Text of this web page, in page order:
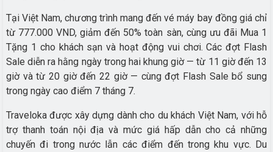
Tại Việt Nam, chương trình mang đến vé máy bay đồng giá chỉ
từ 777.000 VND, giảm đến 50% toàn sàn, cùng ưu đãi Mua 1
Tặng 1 cho khách sạn và hoạt động vui chơi. Các đợt Flash
Sale diễn ra hằng ngày trong hai khung giờ — từ 11 giờ đến 13
giờ và từ 20 giờ đến 22 giờ — cùng đợt Flash Sale bổ sung
trong ngày cao điểm 7 tháng 7.
Traveloka được xây dựng dành cho du khách Việt Nam, với hỗ
trợ thanh toán nội địa và mức giá hấp dẫn cho cả những
chuyến đi trong nước lẫn các điểm đến trong khu vực. Du